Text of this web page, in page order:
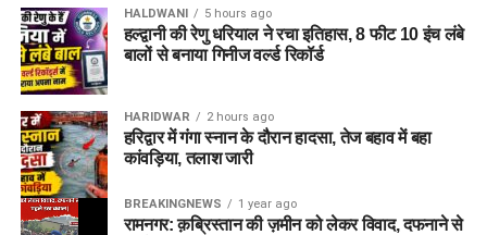
HALDWANI 5 hours ago
हल्द्वानी की रेणु धरियाल ने रचा इतिहास, 8 फीट 10 इंच लंबे
बालों से बनाया गिनीज वर्ल्ड रिकॉर्ड
HARIDWAR 2 hours ago
हरिद्वार में गंगा स्नान के दौरान हादसा, तेज बहाव में बहा
कांवड़िया, तलाश जारी
BREAKINGNEWS 1 year ago
रामनगर: क़ब्रिस्तान की ज़मीन को लेकर विवाद, दफनाने से